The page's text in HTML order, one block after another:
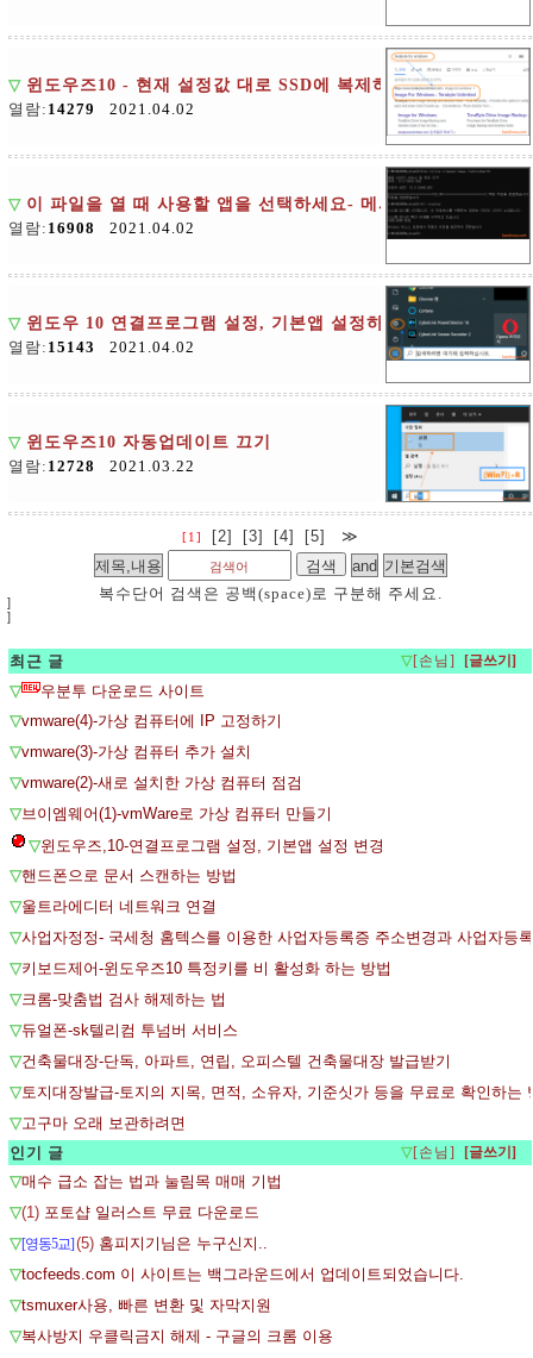
▽ 윈도우즈10 - 현재 설정값 대로 SSD에 복제하여 사용하기
열람: 14279 2021.04.02
▽ 이 파일을 열 때 사용할 앱을 선택하세요- 메시지 없애기
열람: 16908 2021.04.02
▽ 윈도우 10 연결프로그램 설정, 기본앱 설정하기
열람: 15143 2021.04.02
▽ 윈도우즈10 자동업데이트 끄기
열람: 12728 2021.03.22
[1] [2] [3] [4] [5] ≫
복수단어 검색은 공백(space)로 구분해 주세요.
]
]
최근 글 ▽[손님]
▽
우분투 다운로드 사이트
▽vmware(4)-가상 컴퓨터에 IP 고정하기
▽vmware(3)-가상 컴퓨터 추가 설치
▽vmware(2)-새로 설치한 가상 컴퓨터 점검
▽브이엠웨어(1)-vmWare로 가상 컴퓨터 만들기
▽윈도우즈,10-연결프로그램 설정, 기본앱 설정 변경
▽핸드폰으로 문서 스캔하는 방법
▽울트라에디터 네트워크 연결
▽사업자정정- 국세청 홈텍스를 이용한 사업자등록증 주소변경과 사업자등
▽키보드제어-윈도우즈10 특정키를 비 활성화 하는 방법
▽크롬-맞춤법 검사 해제하는 법
▽듀얼폰-sk텔리컴 투넘버 서비스
▽건축물대장-단독, 아파트, 연립, 오피스텔 건축물대장 발급받기
▽토지대장발급-토지의 지목, 면적, 소유자, 기준싯가 등을 무료로 확인하는
▽고구마 오래 보관하려면
인기 글
▽[손님]
▽매수 급소 잡는 법과 눌림목 매매 기법
▽(1) 포토샵 일러스트 무료 다운로드
▽[영동5교](5) 홈피지기님은 누구신지..
▽tocfeeds.com 이 사이트는 백그라운드에서 업데이트되었습니다.
▽tsmuxer사용, 빠른 변환 및 자막지원
▽복사방지 우클릭금지 해제 - 구글의 크롬 이용